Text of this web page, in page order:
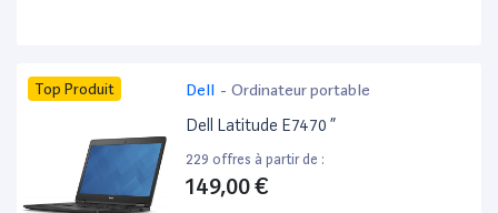
Top Produit Dell - Ordinateur portable
Dell Latitude E7470 ”
229 offres à partir de :
149,00 €